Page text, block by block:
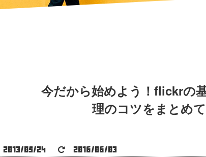
今だから始めよう！flickrの
理のコツをまとめて
2013/05/24 2016/06/03